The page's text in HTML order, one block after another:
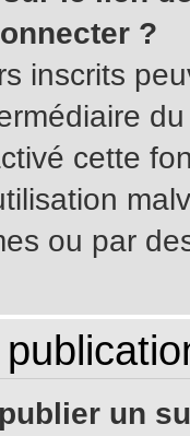
?
inscrits
cette
ou par
un